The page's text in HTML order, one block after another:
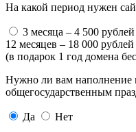
На какой период нужен
3 месяца – 4 500 рублей
12 месяцев – 18 000 рублей
(в подарок 1 год домена
Нужно ли вам наполнение
общегосударственным
Да
Нет